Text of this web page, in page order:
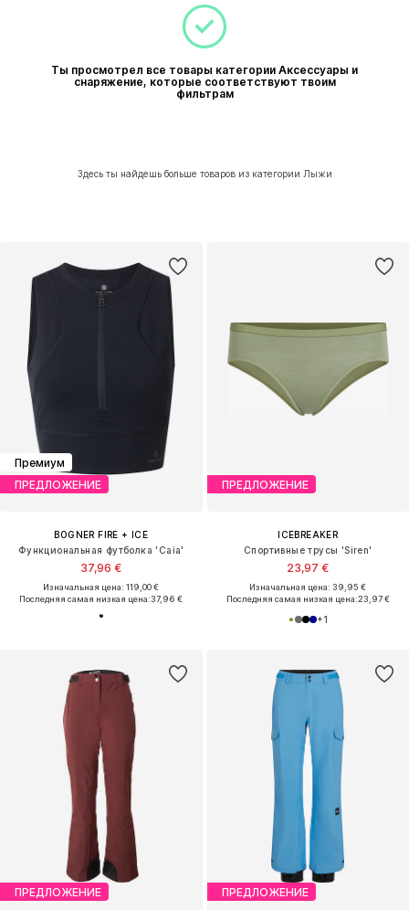
Ты просмотрел все товары категории Аксессуары и
снаряжение, которые соответствуют твоим
фильтрам
Здесь ты найдешь больше товаров из категории Лыжи
Премиум
ПРЕДЛОЖЕНИЕ
BOGNER FIRE + ICE
Функциональная футболка 'Caia'
37,96 €
Изначальная цена: 119,00 €
Последняя самая низкая цена:37,96 €
ПРЕДЛОЖЕНИЕ
ICEBREAKER
Спортивные трусы 'Siren'
23,97 €
Изначальная цена: 39,95 €
Последняя самая низкая цена:23,97 €
+1
ПРЕДЛОЖЕНИЕ ПРЕДЛОЖЕНИЕ